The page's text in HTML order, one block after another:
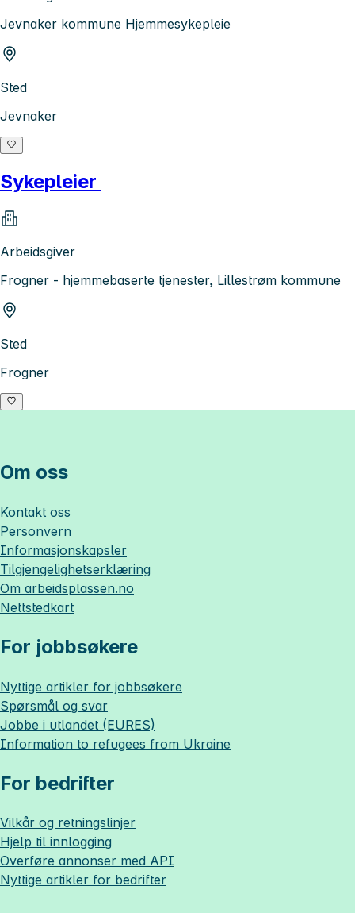
Jevnaker kommune Hjemmesykepleie
Sted
Jevnaker
Sykepleier
Arbeidsgiver
Frogner - hjemmebaserte tjenester, Lillestrøm kommune
Sted
Frogner
Om oss
Kontakt oss
Personvern
Informasjonskapsler
Tilgjengelighetserklæring
Om arbeidsplassen.no
Nettstedkart
For jobbsøkere
Nyttige artikler for jobbsøkere
Spørsmål og svar
Jobbe i utlandet (EURES)
Information to refugees from Ukraine
For bedrifter
Vilkår og retningslinjer
Hjelp til innlogging
Overføre annonser med API
Nyttige artikler for bedrifter